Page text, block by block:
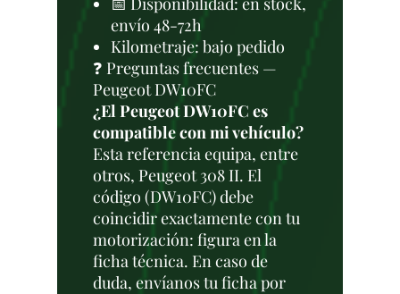
envío 48-72h
Kilometraje: bajo pedido
❓ Preguntas frecuentes —
Peugeot DW10FC
¿El Peugeot DW10FC es
compatible con mi vehículo?
Esta referencia equipa, entre
otros, Peugeot 308 II. El
código (DW10FC) debe
coincidir exactamente con tu
motorización: figura en la
ficha técnica. En caso de
duda, envíanos tu ficha por